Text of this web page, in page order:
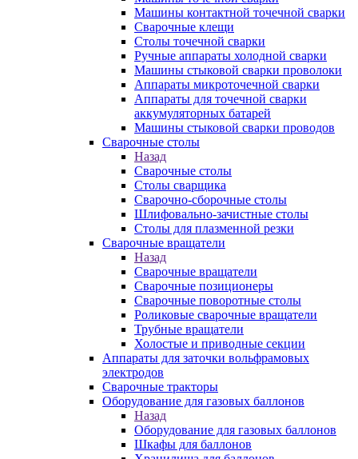
Машины контактной точечной сварки
Сварочные клещи
Столы точечной сварки
Ручные аппараты холодной сварки
Машины стыковой сварки проволоки
Аппараты микроточечной сварки
Аппараты для точечной сварки
аккумуляторных батарей
Машины стыковой сварки проводов
Сварочные столы
Назад
Сварочные столы
Столы сварщика
Сварочно-сборочные столы
Шлифовально-зачистные столы
Столы для плазменной резки
Сварочные вращатели
Назад
Сварочные вращатели
Сварочные позиционеры
Сварочные поворотные столы
Роликовые сварочные вращатели
Трубные вращатели
Холостые и приводные секции
Аппараты для заточки вольфрамовых
электродов
Сварочные тракторы
Оборудование для газовых баллонов
Назад
Оборудование для газовых баллонов
Шкафы для баллонов